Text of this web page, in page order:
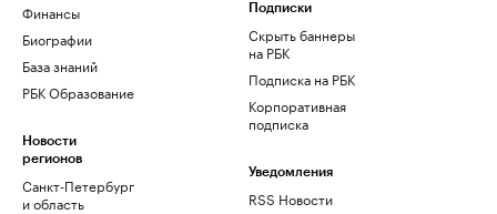
Финансы
Биографии
База знаний
РБК Образование
Новости
регионов
Санкт-Петербург
и область
Подписки
Скрыть баннеры
на РБК
Подписка на РБК
Корпоративная
подписка
Уведомления
RSS Новости